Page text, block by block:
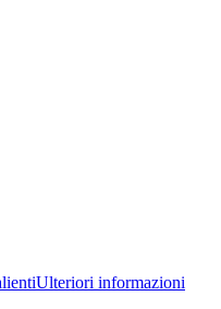
Ulteriori informazioni